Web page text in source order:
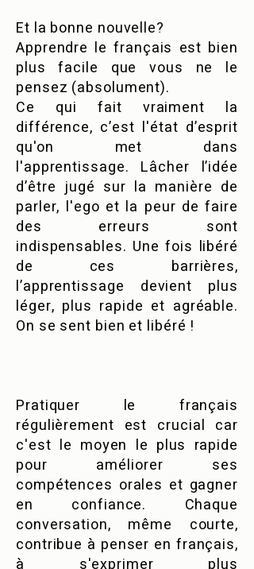
Et la bonne nouvelle?
Apprendre le français est bien
plus facile que vous ne le
pensez (absolument).
Ce qui fait vraiment la
différence, c’est l'état d’esprit
qu'on met dans
l'apprentissage. Lâcher l’idée
d’être jugé sur la manière de
parler, l'ego et la peur de faire
des erreurs sont
indispensables. Une fois libéré
de ces barrières,
l’apprentissage devient plus
léger, plus rapide et agréable.
On se sent bien et libéré !
Pratiquer le français
régulièrement est crucial car
c'est le moyen le plus rapide
pour améliorer ses
compétences orales et gagner
en confiance. Chaque
conversation, même courte,
contribue à penser en français,
à s'exprimer plus